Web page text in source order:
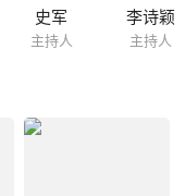
史军
主持人
李诗颖
主持人